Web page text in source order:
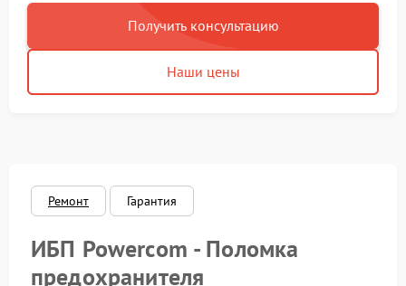
Получить консультацию
Наши цены
Ремонт Гарантия
ИБП Powercom - Поломка
предохранителя